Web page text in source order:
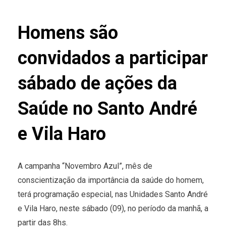
Homens são
convidados a participar
sábado de ações da
Saúde no Santo André
e Vila Haro
A campanha “Novembro Azul”, mês de
conscientização da importância da saúde do homem,
terá programação especial, nas Unidades Santo André
e Vila Haro, neste sábado (09), no período da manhã, a
partir das 8hs.